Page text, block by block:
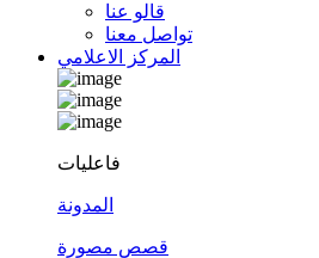
قالو عنا
تواصل معنا
المركز الاعلامي
فاعليات
المدونة
قصص مصورة